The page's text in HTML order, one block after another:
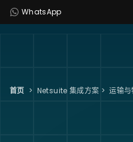
WhatsApp
首页 > Netsuite 集成方案 > 运输